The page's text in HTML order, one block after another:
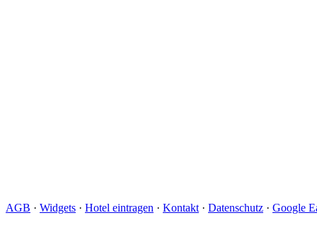
AGB · Widgets · Hotel eintragen · Kontakt · Datenschutz · Google